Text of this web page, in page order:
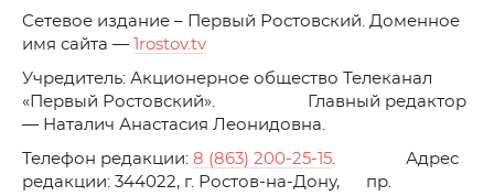
Cетевое издание – Первый Ростовский. Доменное
имя сайта —
1rostov.tv
Учредитель: Акционерное общество Телеканал
«Первый Ростовский». Главный редактор
— Наталич Анастасия Леонидовна.
Телефон редакции: 8 (863) 200-25-15. Адрес
редакции: 344022, г. Ростов-на-Дону, пр.